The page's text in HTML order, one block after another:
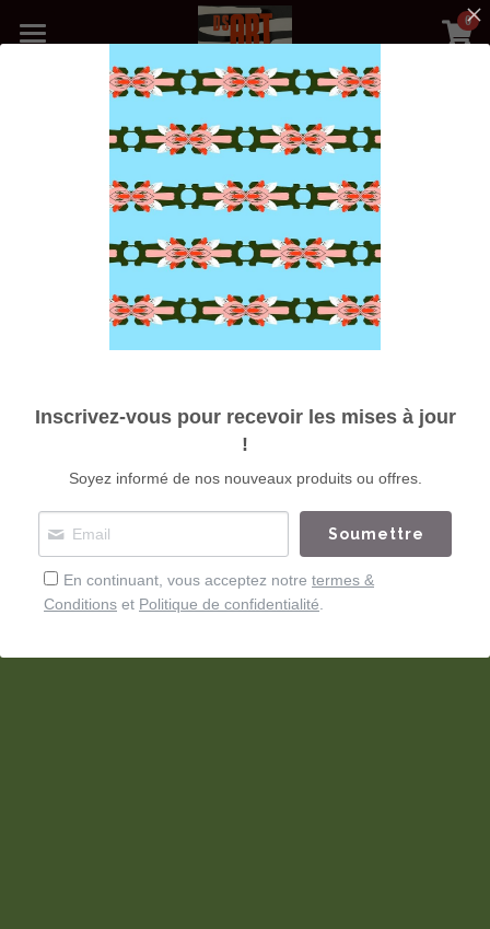
0
Accueil
Boutique
Médias
Nos Artistes
Rechercher
×
LES CATÉGORIES DE LA BOUTIQUE
Toutes les catégories
Inscrivez-vous pour recevoir les mises à jour
!
Soyez informé de nos nouveaux produits ou offres.
Soumettre
En continuant, vous acceptez notre termes &
Conditions et Politique de confidentialité